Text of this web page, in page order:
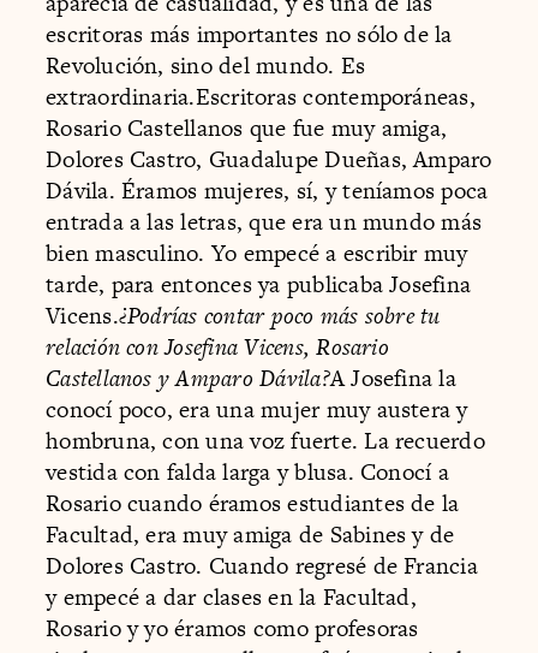
escritoras más importantes no sólo de la
Revolución, sino del mundo. Es
extraordinaria.Escritoras contemporáneas,
Rosario Castellanos que fue muy amiga,
Dolores Castro, Guadalupe Dueñas, Amparo
Dávila. Éramos mujeres, sí, y teníamos poca
entrada a las letras, que era un mundo más
bien masculino. Yo empecé a escribir muy
tarde, para entonces ya publicaba Josefina
Vicens.¿Podrías contar poco más sobre tu
relación con Josefina Vicens, Rosario
Castellanos y Amparo Dávila?A Josefina la
conocí poco, era una mujer muy austera y
hombruna, con una voz fuerte. La recuerdo
vestida con falda larga y blusa. Conocí a
Rosario cuando éramos estudiantes de la
Facultad, era muy amiga de Sabines y de
Dolores Castro. Cuando regresé de Francia
y empecé a dar clases en la Facultad,
Rosario y yo éramos como profesoras